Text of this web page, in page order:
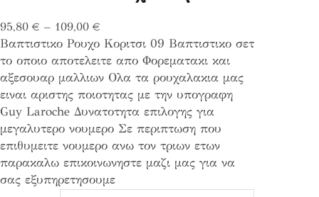
95,80 € – 109,00 €
r
i
c
e
r
a
n
g
e
Βαπτιστικο Ρουχο Κοριτσι 09 Βαπτιστικο σετ
το οποιο αποτελειτε απο Φορεματακι και
αξεσουαρ μαλλιων Ολα τα ρουχαλακια μας
ειναι αριστης ποιοτητας με την υπογραφη
Guy Laroche Δυνατοτητα επιλογης για
μεγαλυτερο νουμερο Σε περιπτωση που
επιθυμειτε νουμερο ανω τον τριων ετων
παρακαλω επικοινωνηστε μαζι μας για να
σας εξυπηρετησουμε